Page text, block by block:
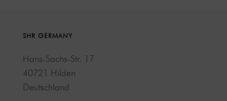
SHR GERMANY
Hans-Sachs-Str. 17
40721 Hilden
Deutschland